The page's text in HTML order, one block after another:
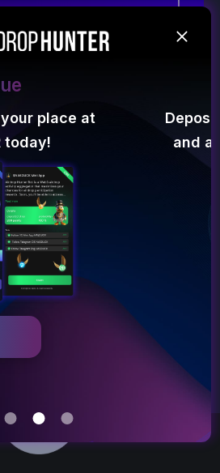
started
bonus
- get a 50% bonus
airdrop from $1000!